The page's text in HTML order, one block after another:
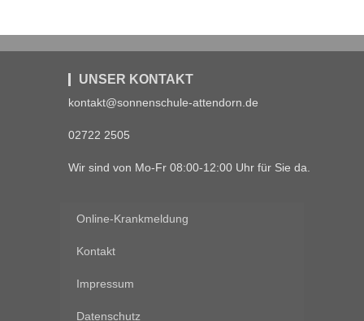
UNSER KONTAKT
kontakt@sonnenschule-attendorn.de
02722 2505
Wir sind von Mo-Fr 08:00-12:00 Uhr für Sie da.
Online-Krankmeldung
Kontakt
Impressum
Datenschutz